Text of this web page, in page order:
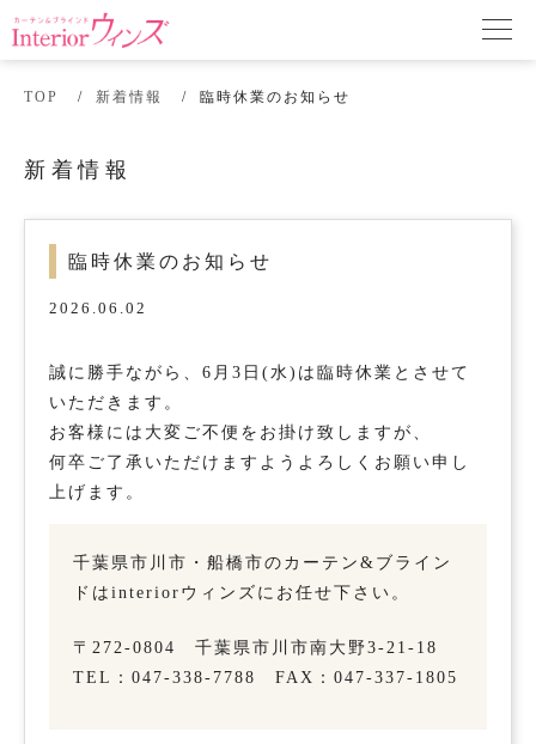
TOP 新着情報 臨時休業のお知らせ
新着情報
臨時休業のお知らせ
2026.06.02
誠に勝手ながら、6月3日(水)は臨時休業とさせて
いただきます。
お客様には大変ご不便をお掛け致しますが、
何卒ご了承いただけますようよろしくお願い申し
上げます。
千葉県市川市・船橋市のカーテン&ブライン
ドはinteriorウィンズにお任せ下さい。
〒272-0804 千葉県市川市南大野3-21-18
TEL：047-338-7788 FAX：047-337-1805